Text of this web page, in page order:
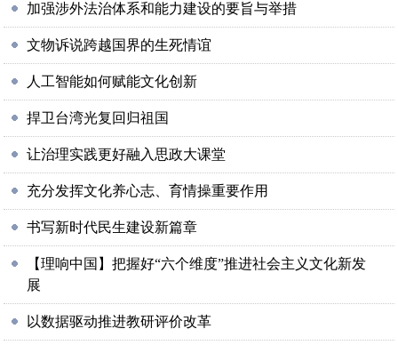
加强涉外法治体系和能力建设的要旨与举措
文物诉说跨越国界的生死情谊
人工智能如何赋能文化创新
捍卫台湾光复回归祖国
让治理实践更好融入思政大课堂
充分发挥文化养心志、育情操重要作用
书写新时代民生建设新篇章
【理响中国】把握好“六个维度”推进社会主义文化新发
展
以数据驱动推进教研评价改革